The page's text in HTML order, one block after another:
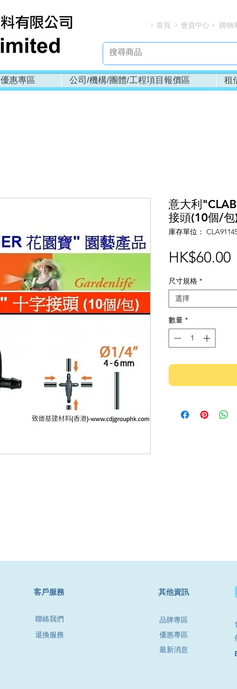
> > >
首頁 會員中心 購物
優惠專區 公司/機構/團體/工程項目報價區 租
意大利
接頭(10個/
庫存單位：
HK$60.00價
尺寸規格 *
選擇
數量 *
​客戶服務
聯絡我們
退換服務
其他資訊
品牌專區
優惠專區
最新消息